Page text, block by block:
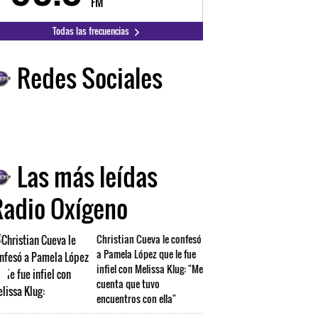
Todas las frecuencias
Redes Sociales
Las más leídas
Oxígeno
Christian Cueva le confesó
a Pamela López que le fue
infiel con Melissa Klug: "Me
cuenta que tuvo
encuentros con ella"